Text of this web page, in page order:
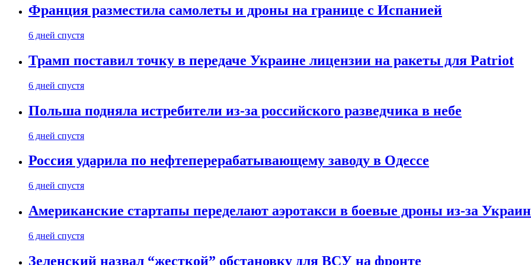
Франция разместила самолеты и дроны на границе с Испанией
6 дней спустя
Трамп поставил точку в передаче Украине лицензии на ракеты для Patriot
6 дней спустя
Польша подняла истребители из-за российского разведчика в небе
6 дней спустя
Россия ударила по нефтеперерабатывающему заводу в Одессе
6 дней спустя
Американские стартапы переделают аэротакси в боевые дроны из-за
6 дней спустя
Зеленский назвал “жесткой” обстановку для ВСУ на фронте